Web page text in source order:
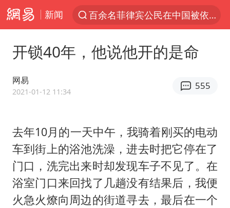
新闻
百余名菲律宾公民在中国被依法处理
重大涉诈逃犯檀某落网
百花奖完整获奖名单公布
独闯南太行失联女子遗体已找到
哥伦比亚发生7.5级地震
台湾不是国家不存在“国格”
伊朗最高领袖将任命数名高级指挥官
开锁40年，他说他开的是命
网易
2021-01-12 11:34
555
去年10月的一天中午，我骑着刚买的电动
车到街上的浴池洗澡，进去时把它停在了
门口，洗完出来时却发现车子不见了。在
浴室门口来回找了几趟没有结果后，我便
火急火燎向周边的街道寻去，最后在一个